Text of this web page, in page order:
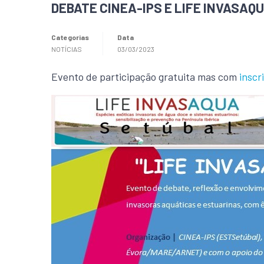
DEBATE CINEA-IPS E LIFE
Categorias
NOTÍCIAS
Data
03/03/2023
Evento de participação gratuita mas com